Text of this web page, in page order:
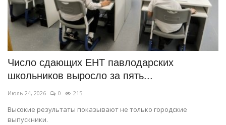
Число сдающих ЕНТ павлодарских
школьников выросло за пять...
Июль 24, 2026 0 215
Высокие результаты показывают не только городские
выпускники.